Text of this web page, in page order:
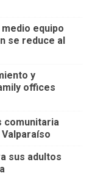
equipo
se reduce al
y
offices
comunitaria
sus adultos